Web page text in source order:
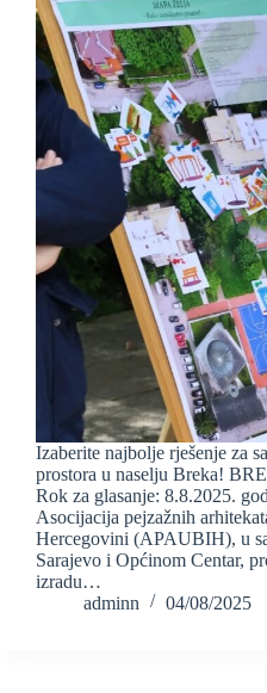
Izaberite najbolje rješenje za
prostora u naselju Breka!
Rok za glasanje: 8.8.2025.
Asocijacija pejzažnih
Hercegovini (APAUBIH), u
Sarajevo i Općinom Centar,
izradu…
adminn
04/08/2025